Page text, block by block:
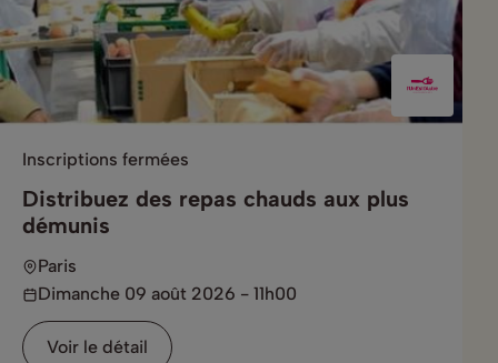
Inscriptions fermées
Distribuez des repas chauds aux plus
démunis
Paris
Dimanche 09 août 2026 - 11h00
Voir le détail